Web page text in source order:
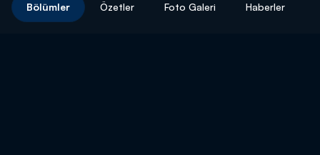
Bölümler Özetler Foto Galeri Haberler